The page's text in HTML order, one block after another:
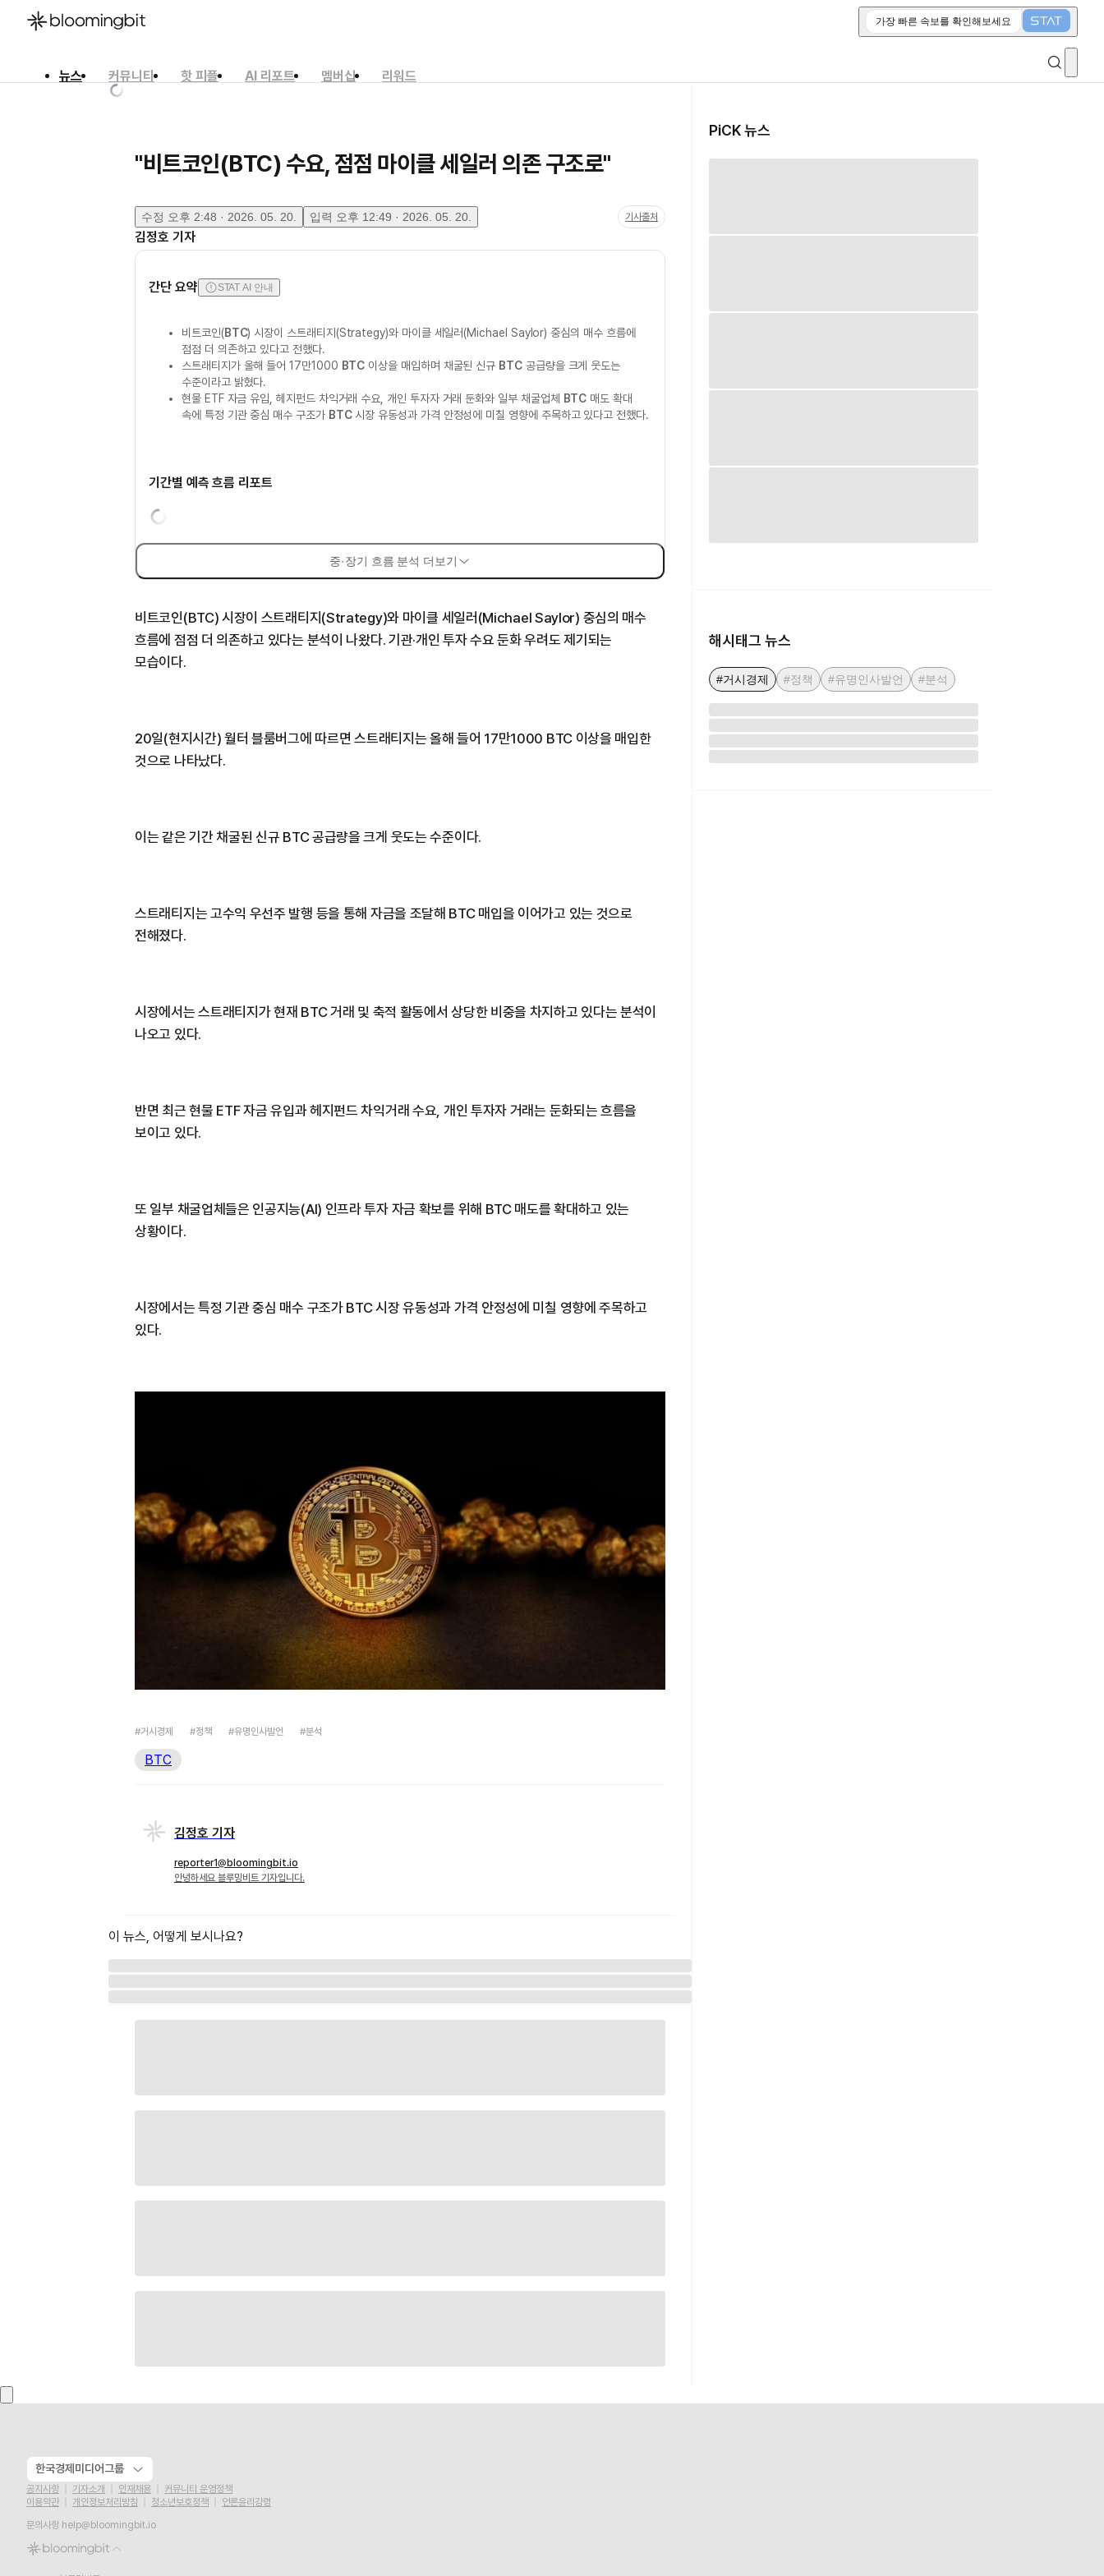
가장 빠른 속보를 확인해보세요
뉴스 커뮤니티 핫 피플 AI 리포트 멤버십
리워드
"비트코인(BTC) 수요, 점점 마이클 세일러 의존 구조로"
수정 오후 2:48 · 2026. 05. 20. 입력 오후 12:49 · 2026. 05. 20. 기사출처
김정호 기자
간단 요약 STAT AI 안내
비트코인(BTC) 시장이 스트래티지(Strategy)와 마이클 세일러(Michael Saylor) 중심의 매수 흐름에
점점 더 의존하고 있다고 전했다.
스트래티지가 올해 들어 17만1000 BTC 이상을 매입하며 채굴된 신규 BTC공급량을 크게 웃도는
수준이라고 밝혔다.
현물 ETF 자금 유입, 헤지펀드 차익거래 수요, 개인 투자자 거래 둔화와 일부 채굴업체 BTC 매도 확대
속에 특정 기관 중심 매수 구조가 BTC시장 유동성과 가격 안정성에 미칠 영향에 주목하고 있다고 전했다.
기간별 예측 흐름 리포트
중·장기 흐름 분석 더보기
비트코인(BTC) 시장이 스트래티지(Strategy)와 마이클 세일러(Michael Saylor) 중심의 매수
흐름에 점점 더 의존하고 있다는 분석이 나왔다. 기관·개인 투자 수요 둔화 우려도 제기되는
모습이다.
20일(현지시간) 월터 블룸버그에 따르면 스트래티지는 올해 들어 17만1000 BTC 이상을 매입한
것으로 나타났다.
이는 같은 기간 채굴된 신규 BTC 공급량을 크게 웃도는 수준이다.
스트래티지는 고수익 우선주 발행 등을 통해 자금을 조달해 BTC 매입을 이어가고 있는 것으로
전해졌다.
시장에서는 스트래티지가 현재 BTC 거래 및 축적 활동에서 상당한 비중을 차지하고 있다는 분석이
나오고 있다.
반면 최근 현물 ETF 자금 유입과 헤지펀드 차익거래 수요, 개인 투자자 거래는 둔화되는 흐름을
보이고 있다.
또 일부 채굴업체들은 인공지능(AI) 인프라 투자 자금 확보를 위해 BTC 매도를 확대하고 있는
상황이다.
시장에서는 특정 기관 중심 매수 구조가 BTC 시장 유동성과 가격 안정성에 미칠 영향에 주목하고
있다.
#거시경제 #정책 #유명인사발언 #분석
BTC
김정호 기자
reporter1@bloomingbit.io
안녕하세요 블루밍비트 기자입니다.
이 뉴스, 어떻게 보시나요?
PiCK 뉴스
해시태그 뉴스
#거시경제 #정책 #유명인사발언 #분석
한국경제미디어그룹
공지사항 기자소개 인재채용
커뮤니티 운영정책
이용약관
개인정보처리방침 청소년보호정책
언론윤리강령
문의사항 help@bloomingbit.io